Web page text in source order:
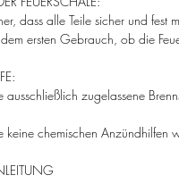
dass alle Teile sicher und fest
ersten Gebrauch, ob die
ausschließlich zugelassene
keine chemischen Anzündhilfen